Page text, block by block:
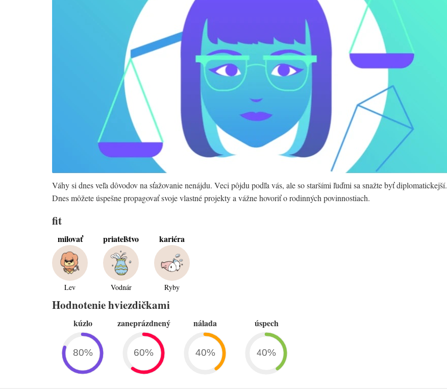
Váhy si dnes veľa dôvodov na sťažovanie nenájdu. Veci pôjdu podľa vás, ale so staršími ľuďmi sa snažte byť diplomatickejší.
Dnes môžete úspešne propagovať svoje vlastné projekty a vážne hovoriť o rodinných povinnostiach.
fit
milovať
Lev
priateľstvo
Vodnár
kariéra
Ryby
Hodnotenie hviezdičkami
kúzlo
80%
zaneprázdnený
60%
nálada
40%
úspech
40%